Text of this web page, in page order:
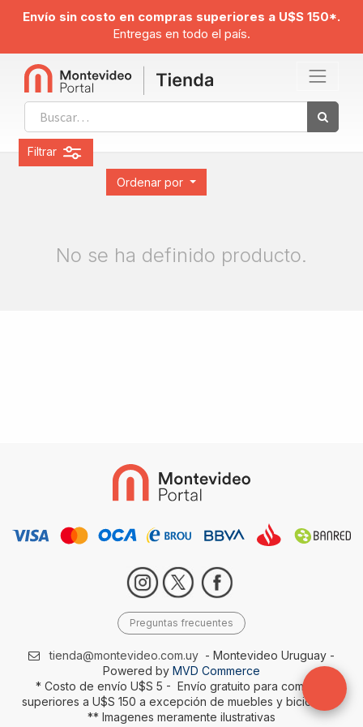
Envío sin costo en compras superiores a U$S 150*.
Entregas en todo el país.
Ordenar por
Filtrar
No se ha definido producto.
Preguntas frecuentes
tienda@montevideo.com.uy - Montevideo Uruguay -
Powered by MVD Commerce
* Costo de envío U$S 5 - Envío gratuito para compras
superiores a U$S 150 a excepción de muebles y bicicletas-
** Imagenes meramente ilustrativas